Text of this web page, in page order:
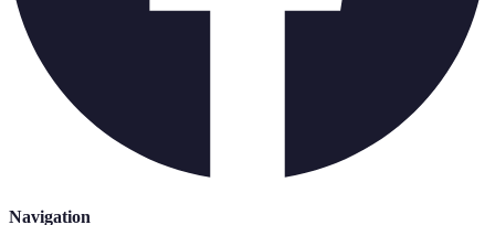
Navigation